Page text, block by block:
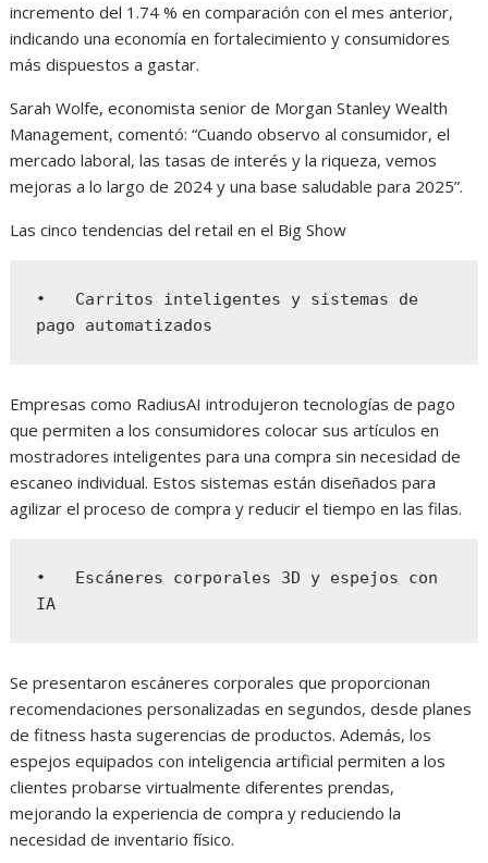
incremento del 1.74 % en comparación con el mes anterior,
indicando una economía en fortalecimiento y consumidores
más dispuestos a gastar.
Sarah Wolfe, economista senior de Morgan Stanley Wealth
Management, comentó: “Cuando observo al consumidor, el
mercado laboral, las tasas de interés y la riqueza, vemos
mejoras a lo largo de 2024 y una base saludable para 2025”.
Las cinco tendencias del retail en el Big Show
•   Carritos inteligentes y sistemas de
pago automatizados
Empresas como RadiusAI introdujeron tecnologías de pago
que permiten a los consumidores colocar sus artículos en
mostradores inteligentes para una compra sin necesidad de
escaneo individual. Estos sistemas están diseñados para
agilizar el proceso de compra y reducir el tiempo en las filas.
•   Escáneres corporales 3D y espejos con
IA
Se presentaron escáneres corporales que proporcionan
recomendaciones personalizadas en segundos, desde planes
de fitness hasta sugerencias de productos. Además, los
espejos equipados con inteligencia artificial permiten a los
clientes probarse virtualmente diferentes prendas,
mejorando la experiencia de compra y reduciendo la
necesidad de inventario físico.